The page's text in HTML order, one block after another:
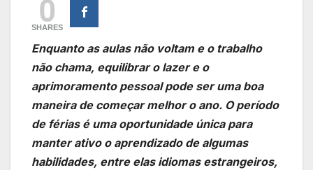
0
SHARES
Enquanto as aulas não voltam e o trabalho
não chama, equilibrar o lazer e o
aprimoramento pessoal pode ser uma boa
maneira de começar melhor o ano. O período
de férias é uma oportunidade única para
manter ativo o aprendizado de algumas
habilidades, entre elas idiomas estrangeiros,